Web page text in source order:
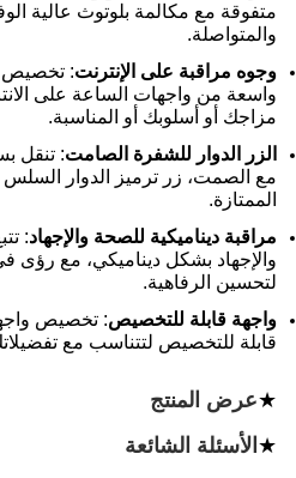
متفوقة مع مكالمة بلوتوث عالية
والمتواصلة.
وجوه مراقبة على الإنترنت: تخصيص
واسعة من واجهات الساعة على
مزاجك أو أسلوبك أو المناسبة.
الزر الدوار للشفرة الصامت: تنقل
مع الصمت، زر ترميز الدوار السلس
الممتازة.
مراقبة ديناميكية للصحة والإجهاد:
والإجهاد بشكل ديناميكي، مع رؤى
لتحسين الرفاهية.
واجهة قابلة للتخصيص: تخصيص
قابلة للتخصيص لتتناسب مع
★عرض المنتج
★ الأسئلة الشائعة